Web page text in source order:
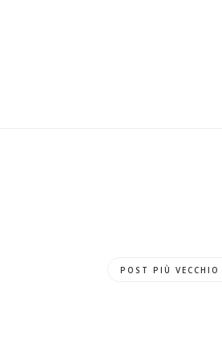
POST PIÙ VECCHIO